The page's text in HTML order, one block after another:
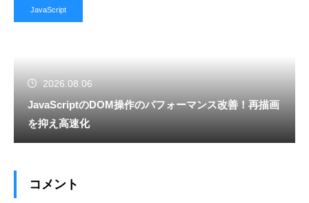
JavaScript
2026.08.06
JavaScriptのDOM操作のパフォーマンス改善！再描画
を抑え高速化
コメント